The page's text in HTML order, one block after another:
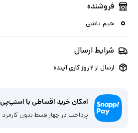
فروشنده
حیم باشی
شرایط ارسال
ارسال از ۲ روز کاری آینده
امکان خرید اقساطی با اسنپ‌پی
پرداخت در چهار قسط بدون کارمزد